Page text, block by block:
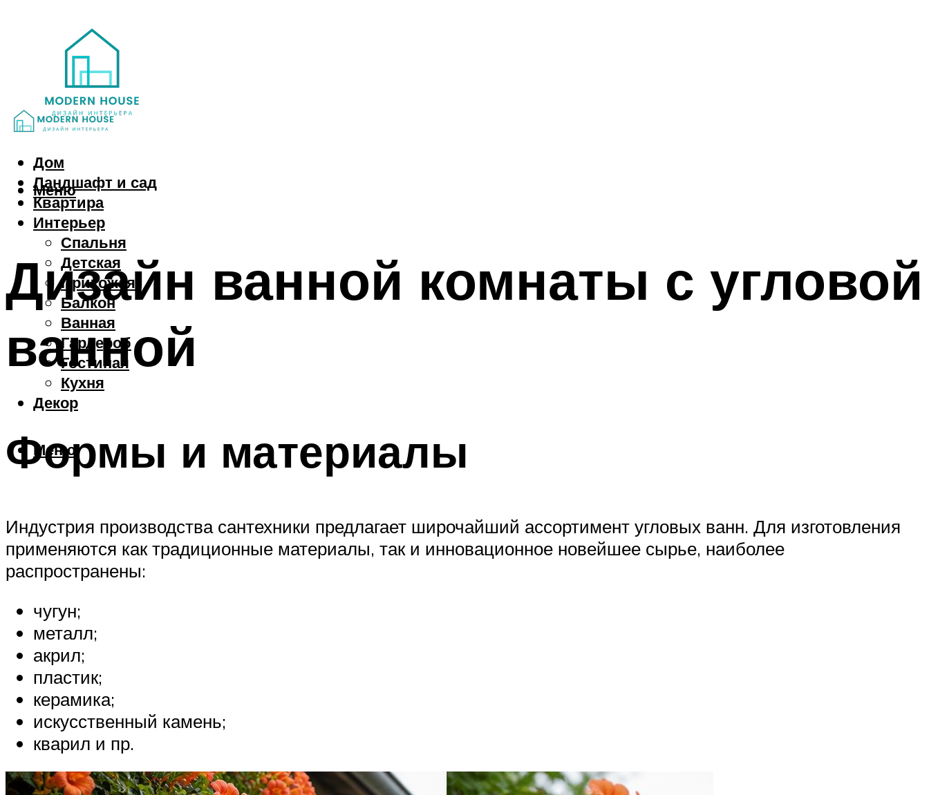
Дом
Ландшафт и сад
Квартира
Интерьер
Спальня
Детская
Прихожая
Балкон
Ванная
Гардероб
Гостиная
Кухня
Декор
Меню
Меню
Дизайн ванной комнаты с угловой
ванной
Формы и материалы
Индустрия производства сантехники предлагает широчайший ассортимент угловых ванн. Для изготовления
применяются как традиционные материалы, так и инновационное новейшее сырье, наиболее
распространены:
чугун;
металл;
акрил;
пластик;
керамика;
искусственный камень;
кварил и пр.